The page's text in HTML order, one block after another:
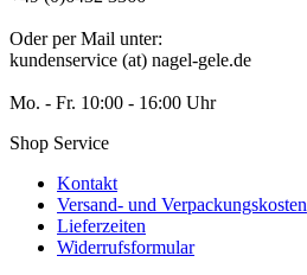
Oder per Mail unter:
kundenservice (at) nagel-gele.de
Mo. - Fr. 10:00 - 16:00 Uhr
Shop Service
Kontakt
Versand- und Verpackungskosten
Lieferzeiten
Widerrufsformular